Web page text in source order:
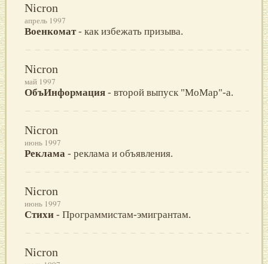
Nicron
апрель 1997
Военкомат- как избежать призыва.
Nicron
май 1997
ОбъИнформация - второй выпуск "МоМар"-а.
Nicron
июнь 1997
Реклама - реклама и объявления.
Nicron
июнь 1997
Стихи - Программистам-эмигрантам.
Nicron